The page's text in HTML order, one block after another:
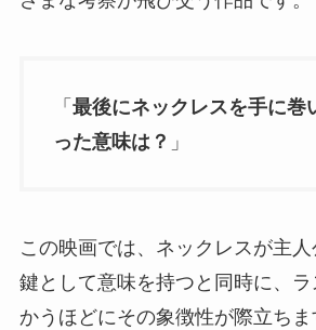
「 最後にネックレスを手に巻
った意味は？ 」
この映画では、ネックレスが主
鍵として意味を持つと同時に、
かうほどにその象徴性が際立ちま